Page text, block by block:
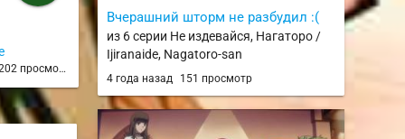
просмотра
Полина
корейском
из 10 серии
Вчерашний шторм не разбудил :(
из 6 серии Не издевайся, Нагаторо /
Ijiranaide, Nagatoro-san
4 года назад 151 просмотр